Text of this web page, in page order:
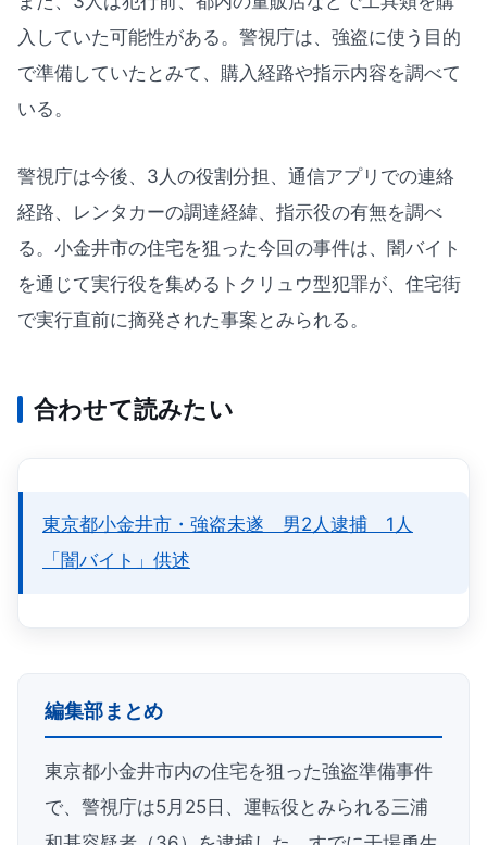
入していた可能性がある。警視庁は、強盗に使う目的
で準備していたとみて、購入経路や指示内容を調べて
いる。
警視庁は今後、3人の役割分担、通信アプリでの連絡
経路、レンタカーの調達経緯、指示役の有無を調べ
る。小金井市の住宅を狙った今回の事件は、闇バイト
を通じて実行役を集めるトクリュウ型犯罪が、住宅街
で実行直前に摘発された事案とみられる。
合わせて読みたい
東京都小金井市・強盗未遂 男2人逮捕 1人
「闇バイト」供述
編集部まとめ
東京都小金井市内の住宅を狙った強盗準備事件
で、警視庁は5月25日、運転役とみられる三浦